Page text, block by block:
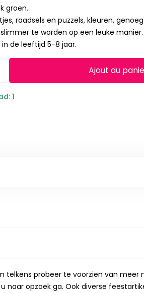
groen.
raadsels en puzzels, kleuren,
te worden op een leuke manier.
in de leeftijd 5-8 jaar.
Ajout au
1
telkens probeer te voorzien van meer
opzoek ga. Ook diverse